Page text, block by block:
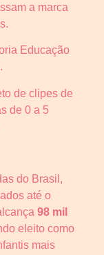
a marca
Educação
de clipes de
de 0 a 5
do Brasil,
até o
98 mil
eleito como
mais